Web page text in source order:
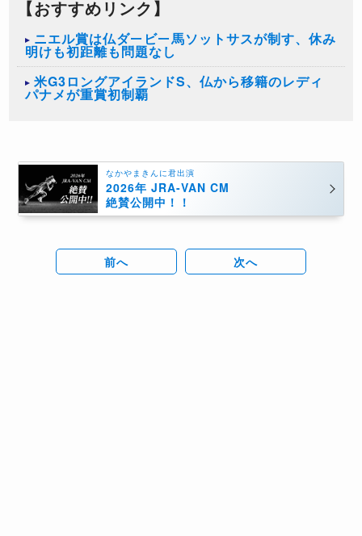
【おすすめリンク】
ニエル賞は仏ダービー馬ソットサスが制す、休み
明けも初距離も問題なし
米G3ロングアイランドS、仏から移籍のレディ
パナメが重賞初制覇
なかやまきんに君出演
2026年 JRA-VAN CM
絶賛公開中！！
前へ 次へ